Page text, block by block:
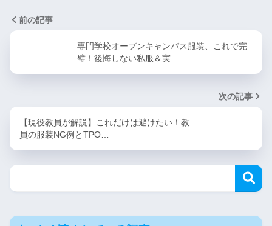
前の記事
専門学校オープンキャンパス服装、これで完
璧！後悔しない私服＆実…
次の記事
【現役教員が解説】これだけは避けたい！教
員の服装NG例とTPO…